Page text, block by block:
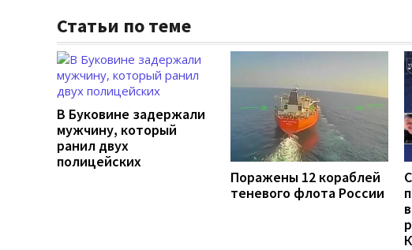
Статьи по теме
В Буковине задержали
мужчину, который
ранил двух
полицейских
Поражены 12 кораблей
теневого флота России